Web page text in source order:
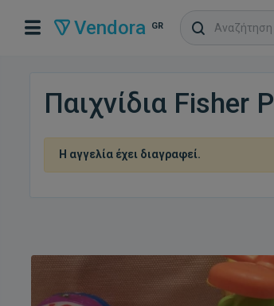
Vendora GR
Παιχνίδια Fisher
Η αγγελία έχει διαγραφεί.